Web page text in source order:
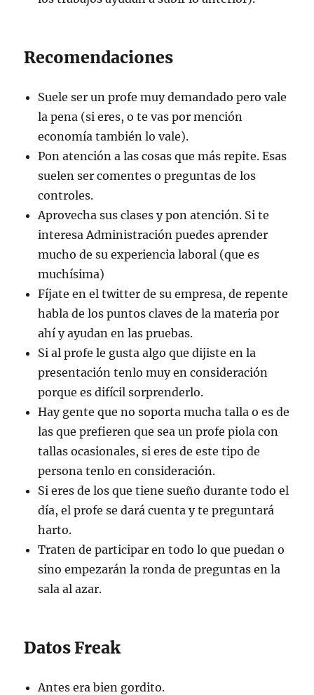
Recomendaciones
Suele ser un profe muy demandado pero vale
la pena (si eres, o te vas por mención
economía también lo vale).
Pon atención a las cosas que más repite. Esas
suelen ser comentes o preguntas de los
controles.
Aprovecha sus clases y pon atención. Si te
interesa Administración puedes aprender
mucho de su experiencia laboral (que es
muchísima)
Fíjate en el twitter de su empresa, de repente
habla de los puntos claves de la materia por
ahí y ayudan en las pruebas.
Si al profe le gusta algo que dijiste en la
presentación tenlo muy en consideración
porque es difícil sorprenderlo.
Hay gente que no soporta mucha talla o es de
las que prefieren que sea un profe piola con
tallas ocasionales, si eres de este tipo de
persona tenlo en consideración.
Si eres de los que tiene sueño durante todo el
día, el profe se dará cuenta y te preguntará
harto.
Traten de participar en todo lo que puedan o
sino empezarán la ronda de preguntas en la
sala al azar.
Datos Freak
Antes era bien gordito.